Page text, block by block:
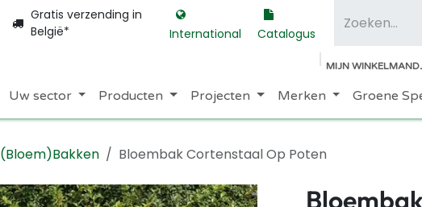
Gratis verzending in
België*
International Catalogus
MIJN
Uw sector Producten Projecten Merken Groene
(Bloem)Bakken Bloembak Cortenstaal Op Poten